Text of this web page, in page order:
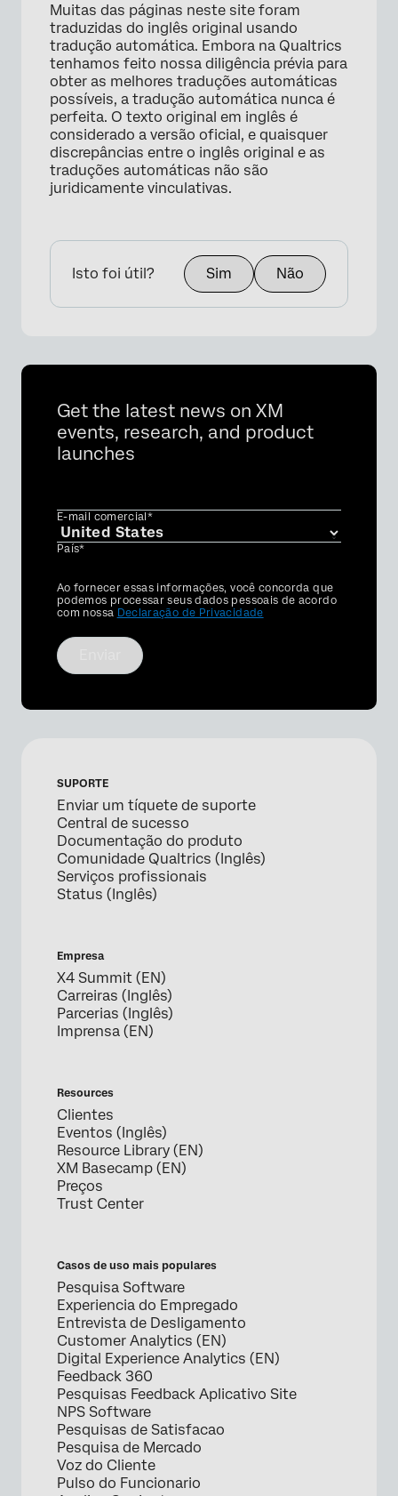
×
Muitas das páginas neste site foram
traduzidas do inglês original usando
tradução automática. Embora na Qualtrics
tenhamos feito nossa diligência prévia para
obter as melhores traduções automáticas
possíveis, a tradução automática nunca é
perfeita. O texto original em inglês é
considerado a versão oficial, e quaisquer
discrepâncias entre o inglês original e as
traduções automáticas não são
juridicamente vinculativas.
Isto foi útil? Sim Não
Get the latest news on XM
events, research, and product
launches
E-mail comercial*
País*
Privacy
Optin
Ao fornecer essas informações, você concorda que
podemos processar seus dados pessoais de acordo
com nossa Declaração de Privacidade
SUPORTE
Enviar um tíquete de suporte
Central de sucesso
Documentação do produto
Comunidade Qualtrics (Inglês)
Serviços profissionais
Status (Inglês)
Empresa
X4 Summit (EN)
Carreiras (Inglês)
Parcerias (Inglês)
Imprensa (EN)
Resources
Clientes
Eventos (Inglês)
Resource Library (EN)
XM Basecamp (EN)
Preços
Trust Center
Casos de uso mais populares
Pesquisa Software
Experiencia do Empregado
Entrevista de Desligamento
Customer Analytics (EN)
Digital Experience Analytics (EN)
Feedback 360
Pesquisas Feedback Aplicativo Site
NPS Software
Pesquisas de Satisfacao
Pesquisa de Mercado
Voz do Cliente
Pulso do Funcionario